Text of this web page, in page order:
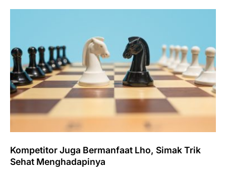
Kompetitor Juga Bermanfaat Lho, Simak Trik
Sehat Menghadapinya